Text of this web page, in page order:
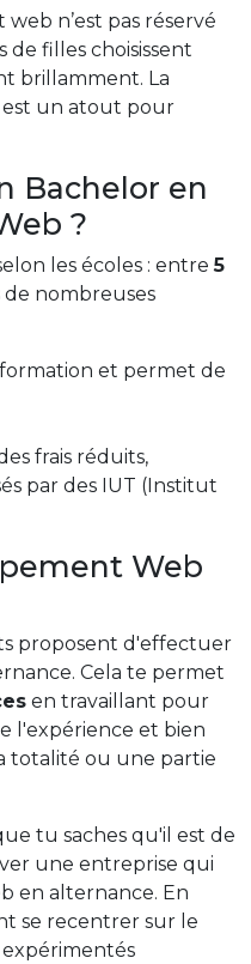
n’est pas réservé
de filles choisissent
brillamment. La
est un atout pour
Bachelor en
?
les écoles : entre5
de nombreuses
et permet de
frais réduits,
par des IUT (Institut
Web
proposent d'effectuer
Cela te permet
en travaillant pour
l'expérience et bien
totalité ou une partie
tu saches qu'il est de
une entreprise qui
en alternance. En
se recentrer sur le